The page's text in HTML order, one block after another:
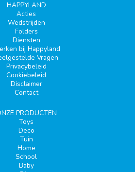
HAPPYLAND
Acties
Wedstrijden
Folders
Diensten
bij Happyland
Vragen
Privacybeleid
Cookiebeleid
Disclaimer
Contact
PRODUCTEN
Toys
Deco
Tuin
Home
School
Baby